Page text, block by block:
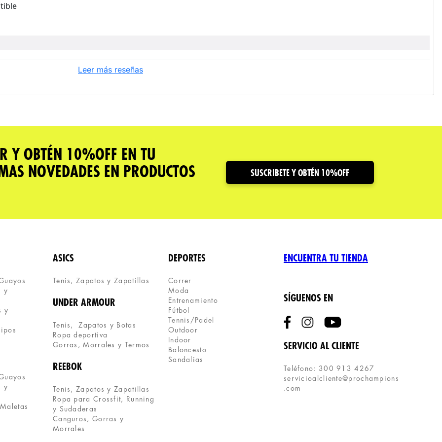
Leer más reseñas
Y OBTÉN 10%OFF EN TU
NOVEDADES EN PRODUCTOS
SUSCRIBETE Y OBTÉN 10%OFF
y
y
y
ASICS
Tenis, Zapatos y Zapatillas
UNDER ARMOUR
Tenis,  Zapatos y Botas
Ropa deportiva
Gorras, Morrales y Termos
REEBOK
Tenis, Zapatos y Zapatillas
Ropa para Crossfit, Running
y Sudaderas
Canguros, Gorras y
Morrales
DEPORTES
Correr
Moda
Entrenamiento
Fútbol
Tennis/Padel
Outdoor
Indoor
Baloncesto
Sandalias
ENCUENTRA TU TIENDA
SÍGUENOS EN
SERVICIO AL CLIENTE
Teléfono: 300 913 4267
servicioalcliente@prochampions
.com